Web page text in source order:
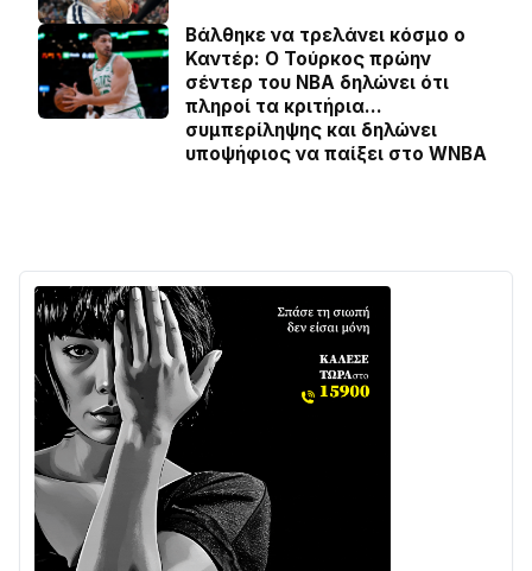
Βάλθηκε να τρελάνει κόσμο ο
Καντέρ: Ο Τούρκος πρώην
σέντερ του NBA δηλώνει ότι
πληροί τα κριτήρια…
συμπερίληψης και δηλώνει
υποψήφιος να παίξει στο WNBA